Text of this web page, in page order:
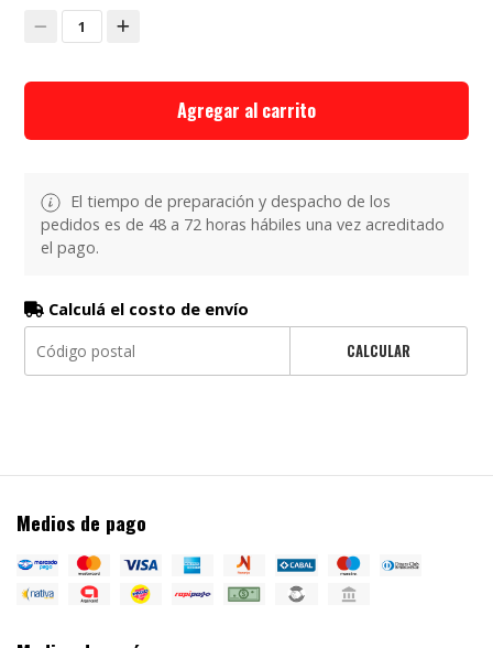
1
Agregar al carrito
El tiempo de preparación y despacho de los
pedidos es de 48 a 72 horas hábiles una vez acreditado
el pago.
Calculá el costo de envío
CALCULAR
Medios de pago